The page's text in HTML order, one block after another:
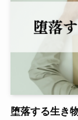
堕落する生き